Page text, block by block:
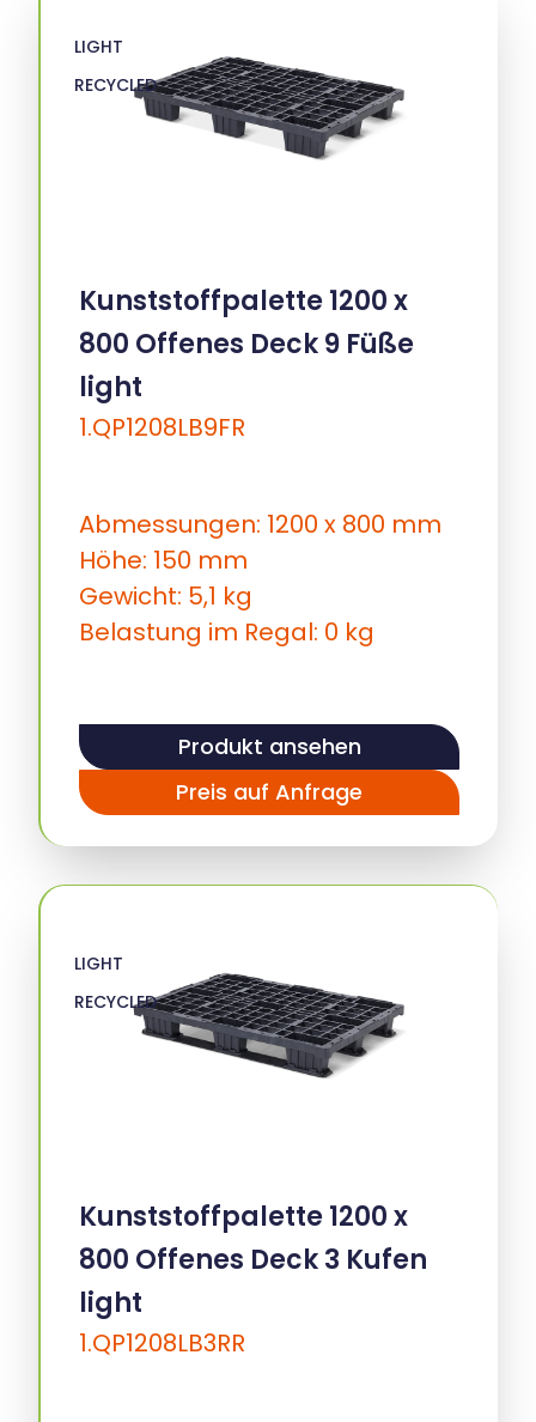
LIGHT
RECYCLED
Kunststoffpalette 1200 x
800 Offenes Deck 9 Füße
light
1.QP1208LB9FR
Abmessungen: 1200 x 800 mm
Höhe: 150 mm
Gewicht: 5,1 kg
Belastung im Regal: 0 kg
Produkt ansehen
Preis auf Anfrage
LIGHT
RECYCLED
Kunststoffpalette 1200 x
800 Offenes Deck 3 Kufen
light
1.QP1208LB3RR